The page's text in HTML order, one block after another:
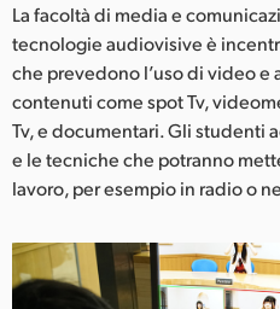
Netherlands
New Zealand
Norway
Poland
Singapore
La facoltà di media e
tecnologie audiovisive è
che prevedono l’uso di video
contenuti come spot Tv,
Tv, e documentari. Gli studenti
e le tecniche che potranno
lavoro, per esempio in radio o